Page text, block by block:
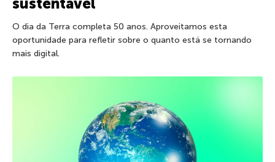
O dia da Terra completa 50 anos. Aproveitamos esta
oportunidade para refletir sobre o quanto está se tornando
mais digital.